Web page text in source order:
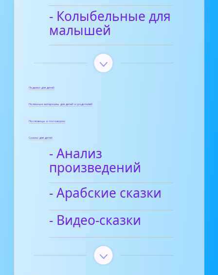
- Колыбельные для
малышей
Поделки для детей
Полезные материалы для детей и родителей
Пословицы и поговорки
Сказки для детей
- Анализ
произведений
- Арабские сказки
- Видео-сказки